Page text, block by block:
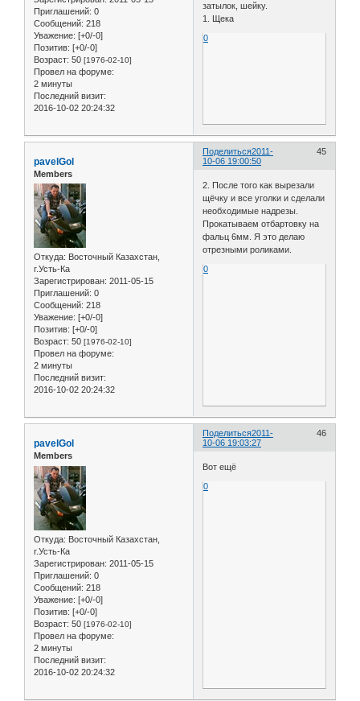
Приглашений: 0
Сообщений: 218
Уважение: [+0/-0]
Позитив: [+0/-0]
Возраст: 50 [1976-02-10]
Провел на форуме:
2 минуты
Последний визит:
2016-10-02 20:24:32
затылок, шейку.
1. Щека
0
Поделиться 45
2011-
10-06 19:00:50
pavelGol
Members
Откуда: Восточный Казахстан,
г.Усть-Ка
Зарегистрирован: 2011-05-15
Приглашений: 0
Сообщений: 218
Уважение: [+0/-0]
Позитив: [+0/-0]
Возраст: 50 [1976-02-10]
Провел на форуме:
2 минуты
Последний визит:
2016-10-02 20:24:32
2. После того как вырезали
щёчку и все уголки и сделали
необходимые надрезы.
Прокатываем отбартовку на
фальц 6мм. Я это делаю
отрезными роликами.
0
Поделиться 46
2011-
10-06 19:03:27
pavelGol
Members
Откуда: Восточный Казахстан,
г.Усть-Ка
Зарегистрирован: 2011-05-15
Приглашений: 0
Сообщений: 218
Уважение: [+0/-0]
Позитив: [+0/-0]
Возраст: 50 [1976-02-10]
Провел на форуме:
2 минуты
Последний визит:
2016-10-02 20:24:32
Вот ещё
0